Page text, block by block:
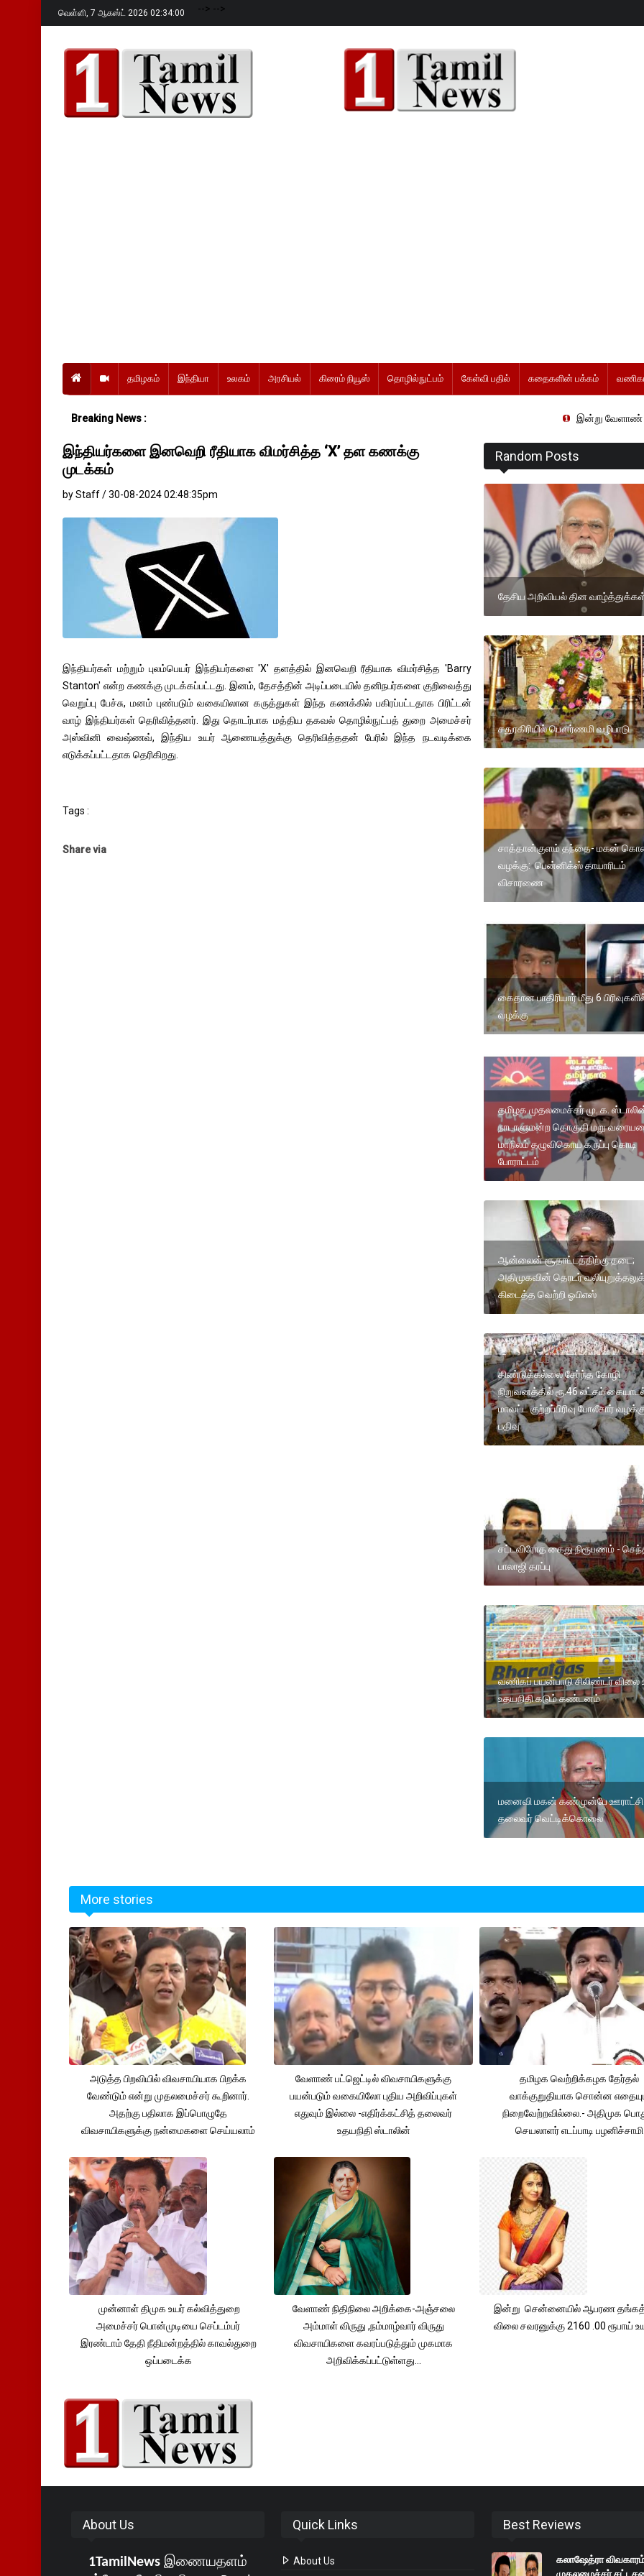
வெள்ளி, 7 ஆகஸ்ட் 2026 02:34:01 --> -->
தமிழகம் இந்தியா உலகம் அரசியல் கிரைம் நியூஸ் தொழில்நுட்பம் கேள்வி பதில் கதைகளின் பக்கம்
Breaking News : இன்று வேளாண் நிதிநிலை
இந்தியர்களை இனவெறி ரீதியாக விமர்சித்த ‘X’ தள கணக்கு
முடக்கம்
by Staff / 30-08-2024 02:48:35pm
இந்தியர்கள் மற்றும் புலம்பெயர் இந்தியர்களை 'X' தளத்தில் இனவெறி ரீதியாக விமர்சித்த 'Barry
Stanton' என்ற கணக்கு முடக்கப்பட்டது. இனம், தேசத்தின் அடிப்படையில் தனிநபர்களை குறிவைத்து
வெறுப்பு பேச்சு, மனம் புண்படும் வகையிலான கருத்துகள் இந்த கணக்கில் பகிரப்பட்டதாக பிரிட்டன்
வாழ் இந்தியர்கள் தெரிவித்தனர். இது தொடர்பாக மத்திய தகவல் தொழில்நுட்பத் துறை அமைச்சர்
அஸ்வினி வைஷ்ணவ், இந்திய உயர் ஆணையத்துக்கு தெரிவித்ததன் பேரில் இந்த நடவடிக்கை
எடுக்கப்பட்டதாக தெரிகிறது.
Tags :
Share via
Random Posts
தேசிய அறிவியல் தின
சதுரகிரியில் பௌர்ணமி வழிபாடு
சாத்தான்குளம் தந்தை- மகன்
வழக்கு: பென்னிக்ஸ் தாயாரிடம்
விசாரணை
கைதான பாதிரியார் மீது 6
வழக்கு
தமிழக முதலமைச்சர் மு. க.
நாடாளுமன்ற தொகுதி மறு
மாநிலம் தழுவிகொய கருப்பு கொடி
போராட்டம்
ஆன்லைன் சூதாட்டத்திற்கு தடை;
அதிமுகவின் தொடர்
கிடைத்த வெற்றி ஓபிஎஸ்
திண்டுக்கல்லை சேர்ந்த கோழி
நிறுவனத்தில் ரூ.46 லட்சம்
மாவட்ட குற்றப்பிரிவு போலீசார்
பதிவு
சட்டவிரோத கைது நிரூபணம் -
பாலாஜி தரப்பு
வணிகப் பயன்பாடு சிலிண்டர் விலை
உதயநிதி கடும் கண்டனம்
மனைவி மகன் கண்முன்பே
தலைவர் வெட்டிக்கொலை
More stories
அடுத்த பிறவியில் விவசாயியாக பிறக்க
வேண்டும் என்று முதலமைச்சர் கூறினார்.
அதற்கு பதிலாக இப்பொழுதே
விவசாயிகளுக்கு நன்மைகளை செய்யலாம்
வேளாண் பட்ஜெட்டில் விவசாயிகளுக்கு
பயன்படும் வகையிலோ புதிய அறிவிப்புகள்
எதுவும் இல்லை -எதிர்க்கட்சித் தலைவர்
உதயநிதி ஸ்டாலின்
தமிழக வெற்றிக்கழக தேர்தல்
வாக்குறுதியாக சொன்ன
நிறைவேற்றவில்லை.- அதிமுக
செயலாளர் எடப்பாடி பழனிச்சாமி
முன்னாள் திமுக உயர் கல்வித்துறை
அமைச்சர் பொன்முடியை செப்டம்பர்
இரண்டாம் தேதி நீதிமன்றத்தில் காவல்துறை
ஒப்படைக்க
வேளாண் நிதிநிலை அறிக்கை-அஞ்சலை
அம்மாள் விருது ,நம்மாழ்வார் விருது
விவசாயிகளை கவரப்படுத்தும் முகமாக
அறிவிக்கப்பட்டுள்ளது...
இன்று சென்னையில் ஆபரண
விலை சவரனுக்கு 2160 .00 ரூபாய்
About Us
1TamilNewsஇணையதளம்
Quick Links
About Us
Best Reviews
கலாஷேத்ரா